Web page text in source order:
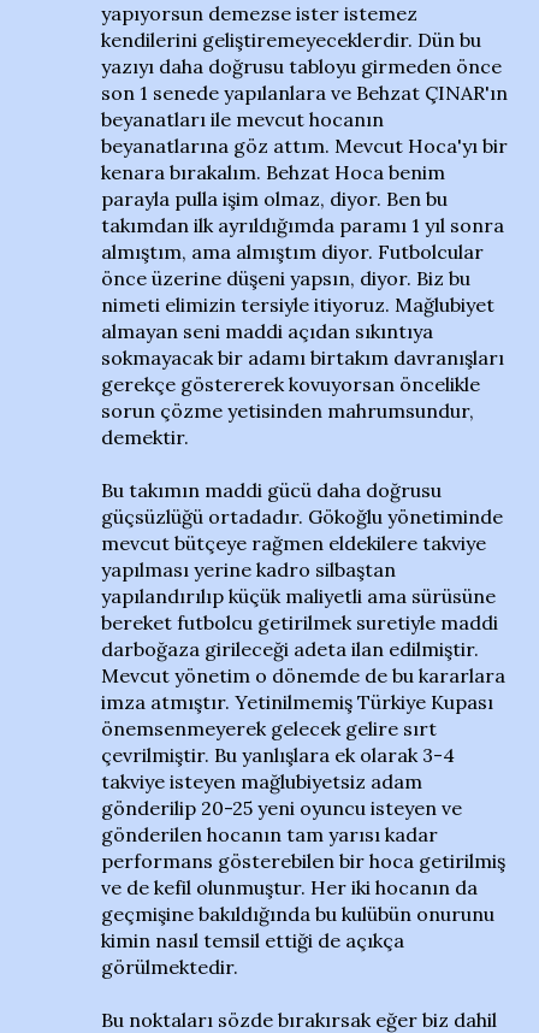
yapıyorsun demezse ister istemez
kendilerini geliştiremeyeceklerdir. Dün bu
yazıyı daha doğrusu tabloyu girmeden önce
son 1 senede yapılanlara ve Behzat ÇINAR'ın
beyanatları ile mevcut hocanın
beyanatlarına göz attım. Mevcut Hoca'yı bir
kenara bırakalım. Behzat Hoca benim
parayla pulla işim olmaz, diyor. Ben bu
takımdan ilk ayrıldığımda paramı 1 yıl sonra
almıştım, ama almıştım diyor. Futbolcular
önce üzerine düşeni yapsın, diyor. Biz bu
nimeti elimizin tersiyle itiyoruz. Mağlubiyet
almayan seni maddi açıdan sıkıntıya
sokmayacak bir adamı birtakım davranışları
gerekçe göstererek kovuyorsan öncelikle
sorun çözme yetisinden mahrumsundur,
demektir.
Bu takımın maddi gücü daha doğrusu
güçsüzlüğü ortadadır. Gökoğlu yönetiminde
mevcut bütçeye rağmen eldekilere takviye
yapılması yerine kadro silbaştan
yapılandırılıp küçük maliyetli ama sürüsüne
bereket futbolcu getirilmek suretiyle maddi
darboğaza girileceği adeta ilan edilmiştir.
Mevcut yönetim o dönemde de bu kararlara
imza atmıştır. Yetinilmemiş Türkiye Kupası
önemsenmeyerek gelecek gelire sırt
çevrilmiştir. Bu yanlışlara ek olarak 3-4
takviye isteyen mağlubiyetsiz adam
gönderilip 20-25 yeni oyuncu isteyen ve
gönderilen hocanın tam yarısı kadar
performans gösterebilen bir hoca getirilmiş
ve de kefil olunmuştur. Her iki hocanın da
geçmişine bakıldığında bu kulübün onurunu
kimin nasıl temsil ettiği de açıkça
görülmektedir.
Bu noktaları sözde bırakırsak eğer biz dahil